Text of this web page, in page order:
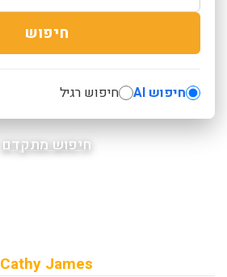
חיפוש
חיפוש AI חיפוש רגיל
חיפוש מתקדם
Cathy James